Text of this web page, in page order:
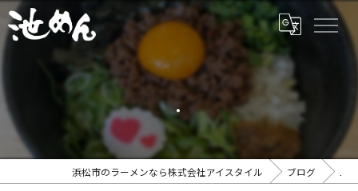
.
浜松市のラーメンなら株式会社アイスタイル ブログ